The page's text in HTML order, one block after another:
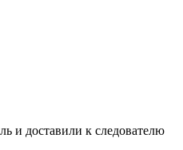
и доставили к следователю